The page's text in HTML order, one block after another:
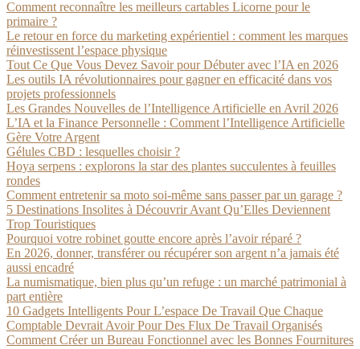
Comment reconnaître les meilleurs cartables Licorne pour le
primaire ?
Le retour en force du marketing expérientiel : comment les marques
réinvestissent l’espace physique
Tout Ce Que Vous Devez Savoir pour Débuter avec l’IA en 2026
Les outils IA révolutionnaires pour gagner en efficacité dans vos
projets professionnels
Les Grandes Nouvelles de l’Intelligence Artificielle en Avril 2026
L’IA et la Finance Personnelle : Comment l’Intelligence Artificielle
Gère Votre Argent
Gélules CBD : lesquelles choisir ?
Hoya serpens : explorons la star des plantes succulentes à feuilles
rondes
Comment entretenir sa moto soi-même sans passer par un garage ?
5 Destinations Insolites à Découvrir Avant Qu’Elles Deviennent
Trop Touristiques
Pourquoi votre robinet goutte encore après l’avoir réparé ?
En 2026, donner, transférer ou récupérer son argent n’a jamais été
aussi encadré
La numismatique, bien plus qu’un refuge : un marché patrimonial à
part entière
10 Gadgets Intelligents Pour L’espace De Travail Que Chaque
Comptable Devrait Avoir Pour Des Flux De Travail Organisés
Comment Créer un Bureau Fonctionnel avec les Bonnes Fournitures